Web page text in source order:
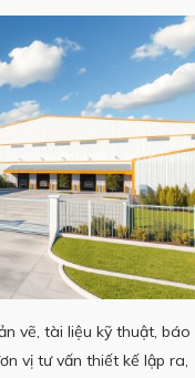
vẽ, tài liệu kỹ thuật, báo
vị tư vấn thiết kế lập ra,